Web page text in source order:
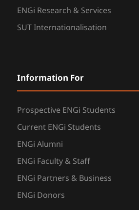
ENGi Research & Services
SUT Internationalisation
Information For
Prospective ENGi Students
Current ENGi Students
ENGi Alumni
ENGi Faculty & Staff
ENGi Partners & Business
ENGi Donors